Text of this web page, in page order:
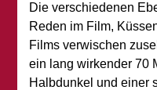
Die verschiedenen
Reden im Film,
Films verwischen
ein lang wirkender 70
Halbdunkel und einer